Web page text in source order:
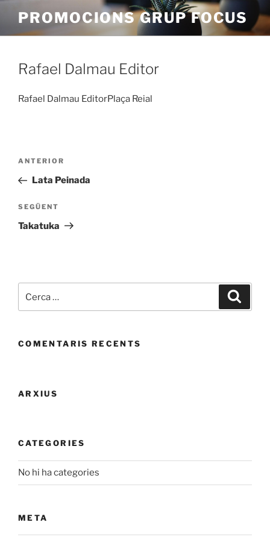
contingut
PROMOCIONS GRUP FOCUS
Rafael Dalmau Editor
Rafael Dalmau EditorPlaça Reial
Navegació
Entrada
anterior
ANTERIOR
Lata Peinada
Entrada
següent
SEGÜENT
Takatuka
COMENTARIS RECENTS
ARXIUS
CATEGORIES
No hi ha categories
META